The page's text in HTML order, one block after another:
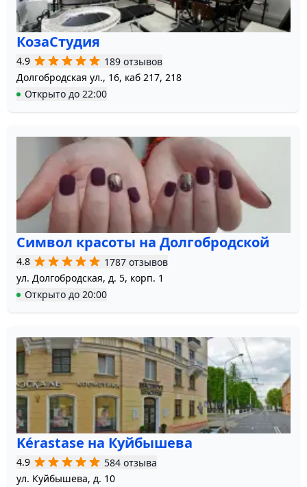
КозаСтудия
4.9
189 отзывов
Долгобродская ул., 16, каб 217, 218
Открыто до 22:00
Символ красоты на Долгобродской
4.8
1787 отзывов
ул. Долгобродская, д. 5, корп. 1
Открыто до 20:00
Kérastase на Куйбышева
4.9
584 отзыва
ул. Куйбышева, д. 10